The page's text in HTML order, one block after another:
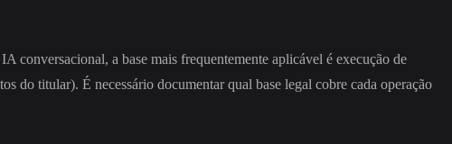
conversacional, a base mais frequentemente aplicável é execução de
do titular). É necessário documentar qual base legal cobre cada operação